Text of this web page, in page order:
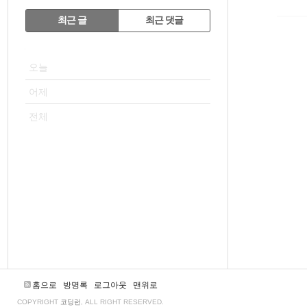
RECENTLY
최근 글 최근 댓글
오늘
어제
전체
홈으로 방명록 로그아웃 맨위로
COPYRIGHT 코딩런 , ALL RIGHT RESERVED.